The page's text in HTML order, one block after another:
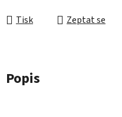
Tisk Zeptat se
Popis